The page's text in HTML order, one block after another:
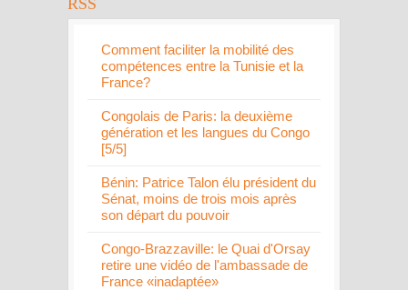
Comment faciliter la mobilité des
compétences entre la Tunisie et la
France?
Congolais de Paris: la deuxième
génération et les langues du Congo
[5/5]
Bénin: Patrice Talon élu président du
Sénat, moins de trois mois après
son départ du pouvoir
Congo-Brazzaville: le Quai d'Orsay
retire une vidéo de l'ambassade de
France «inadaptée»